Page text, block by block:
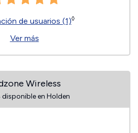
de usuarios (1)◊
Ver más
Wireless
disponible en Holden